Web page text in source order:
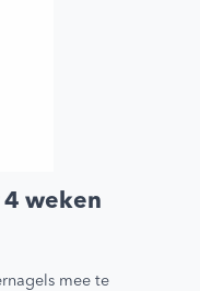
4 weken
mee te